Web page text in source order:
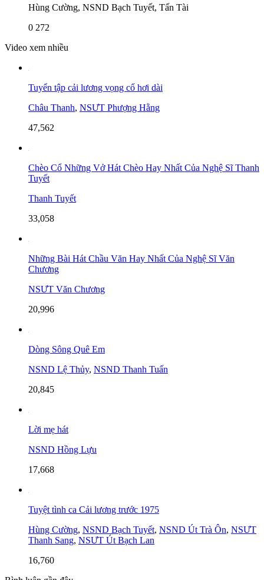
Hùng Cường, NSND Bạch Tuyết, Tấn Tài
0 272
Video xem nhiều
Tuyển tập cải lương vọng cổ hơi dài
Châu Thanh, NSƯT Phượng Hằng
47,562
Chèo Cổ Những Vở Hát Chèo Hay Nhất Của Nghệ Sĩ Thanh
Tuyết
Thanh Tuyết
33,058
Những Bài Hát Chầu Văn Hay Nhất Của Nghệ Sĩ Văn
Chương
NSƯT Văn Chương
20,996
Dòng Sông Quê Em
NSND Lệ Thủy, NSND Thanh Tuấn
20,845
Lời mẹ hát
NSND Hồng Lựu
17,668
Tuyệt tình ca Cải lương trước 1975
Hùng Cường, NSND Bạch Tuyết, NSND Út Trà Ôn, NSƯT
Thanh Sang, NSƯT Út Bạch Lan
16,760